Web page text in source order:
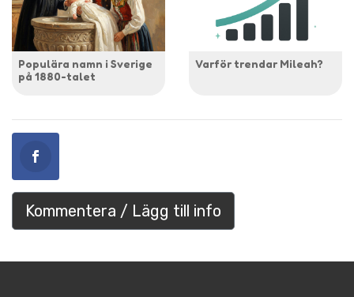
Populära namn i Sverige
på 1880-talet
Varför trendar Mileah?
Kommentera / Lägg till info